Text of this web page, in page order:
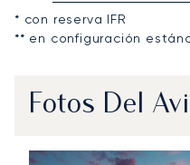
* con reserva IFR
** en configuración
Fotos Del